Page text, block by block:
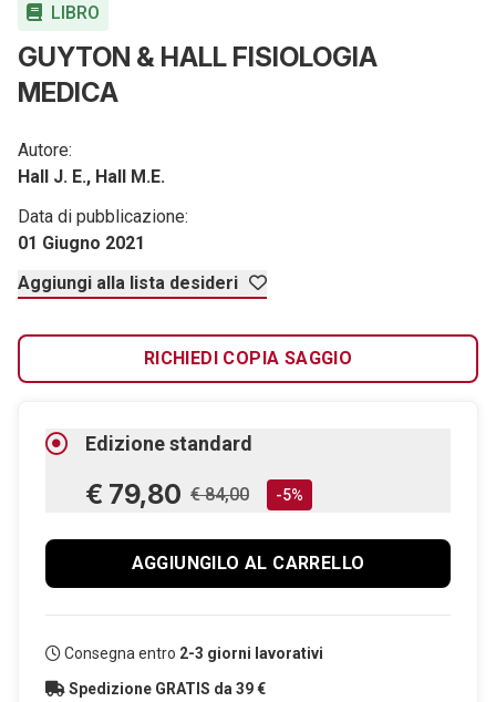
LIBRO
GUYTON & HALL FISIOLOGIA
MEDICA
Autore:
Hall J. E., Hall M.E.
Data di pubblicazione:
01 Giugno 2021
Aggiungi alla lista desideri
RICHIEDI COPIA SAGGIO
Edizione standard
€ 79,80 € 84,00 -5%
AGGIUNGILO AL CARRELLO
Consegna entro 2-3 giorni lavorativi
Spedizione GRATIS da 39 €